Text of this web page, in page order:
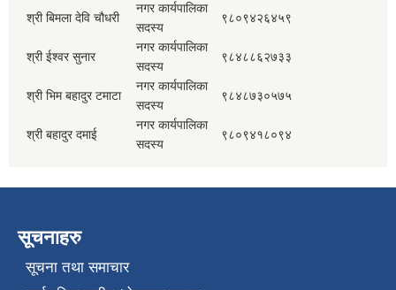
श्री बिमला देवि चौधरी
नगर कार्यपालिका
सदस्य
९८०९४२६४५९
श्री ईश्वर सुनार
नगर कार्यपालिका
सदस्य
९८४८८६२७३३
श्री भिम बहादुर टमाटा
नगर कार्यपालिका
सदस्य
९८४८७३०५७५
श्री बहादुर दमाई
नगर कार्यपालिका
सदस्य
९८०९४१८०९४
सूचनाहरु
सूचना तथा समाचार